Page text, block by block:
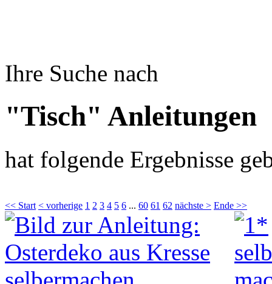
Ihre Suche nach
"Tisch" Anleitungen
hat folgende Ergebnisse
<< Start < vorherige 1 2 3 4 5 6 ... 60 61 62 nächste > Ende >>